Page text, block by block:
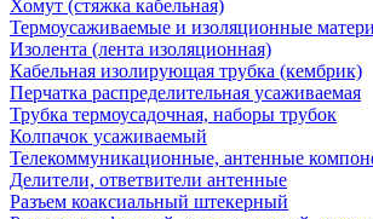
Хомут (стяжка кабельная)
Термоусаживаемые и изоляционные
Изолента (лента изоляционная)
Кабельная изолирующая трубка (кембрик)
Перчатка распределительная усаживаемая
Трубка термоусадочная, наборы трубок
Колпачок усаживаемый
Телекоммуникационные, антенные
Делители, ответвители антенные
Разъем коаксиальный штекерный